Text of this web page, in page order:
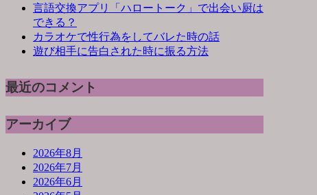
言語交換アプリ「ハロートーク」で出会い厨は
できる？
カラオケで性行為をしてバレた時の話
遊び相手に告白された時に振る方法
最近のコメント
アーカイブ
2026年8月
2026年7月
2026年6月